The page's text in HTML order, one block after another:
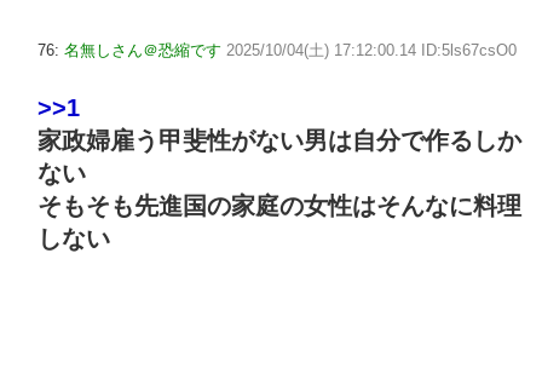
76: 名無しさん＠恐縮です 2025/10/04(土) 17:12:00.14 ID:5ls67csO0
>>1
家政婦雇う甲斐性がない男は自分で作るしか
ない
そもそも先進国の家庭の女性はそんなに料理
しない